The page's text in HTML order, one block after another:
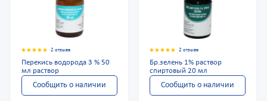
2 отзыва
Перекись водорода 3 % 50
мл раствор
Сообщить о наличии
2 отзыва
Бр.зелень 1% раствор
спиртовый 20 мл
Сообщить о наличии